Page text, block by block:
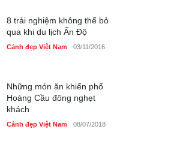
8 trải nghiệm không thể bỏ
qua khi du lịch Ấn Độ
Cảnh đẹp Việt Nam 03/11/2016
Những món ăn khiến phố
Hoàng Cầu đông nghẹt
khách
Cảnh đẹp Việt Nam 08/07/2018